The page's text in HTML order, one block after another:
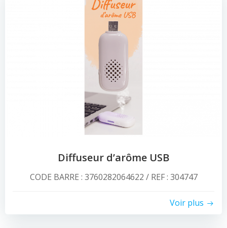
Diffuseur d’arôme USB
CODE BARRE : 3760282064622 / REF : 304747
Voir plus